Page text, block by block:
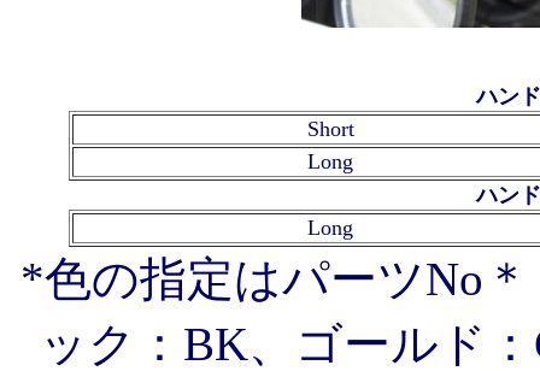
ハン
Short
Long
ハン
Long
*色の指定はパーツNo
ック：BK、ゴールド